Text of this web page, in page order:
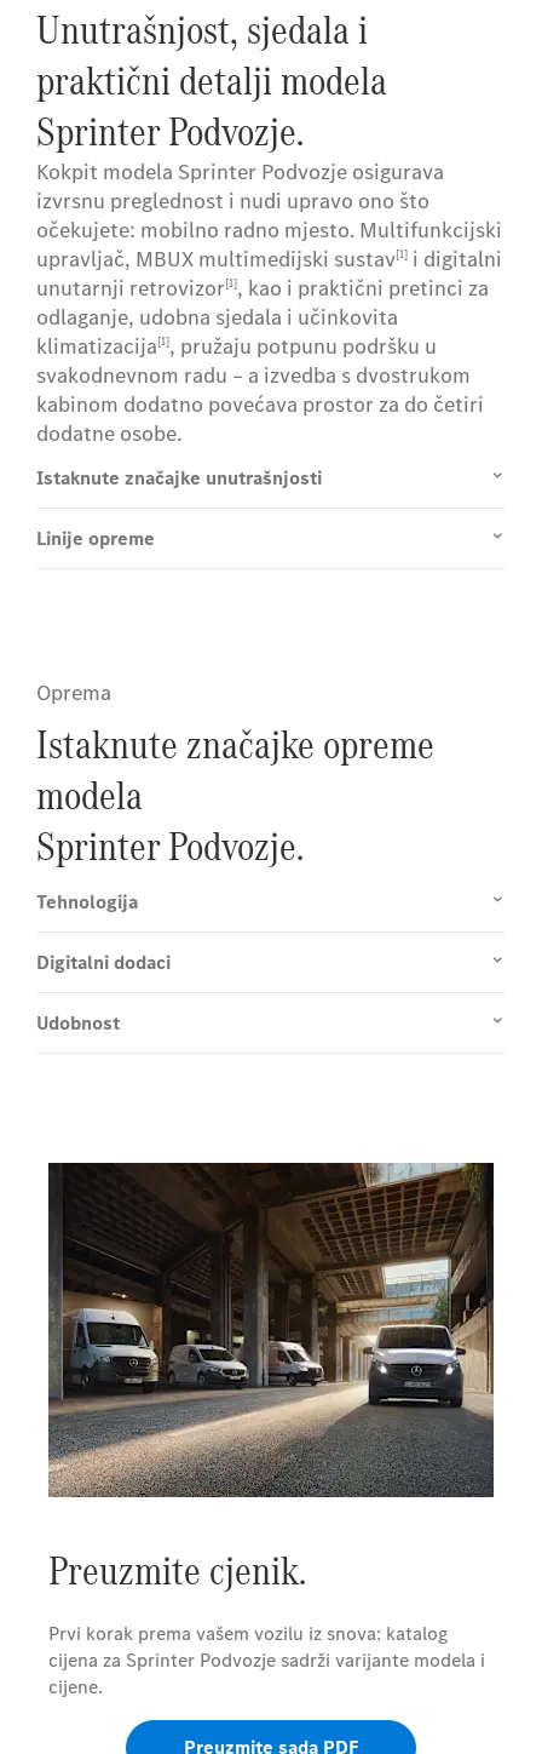
Unutrašnjost, sjedala i
praktični detalji modela
Sprinter Podvozje.
Kokpit modela Sprinter Podvozje osigurava
izvrsnu preglednost i nudi upravo ono što
očekujete: mobilno radno mjesto. Multifunkcijski
upravljač, MBUX multimedijski sustav[1] i digitalni
unutarnji retrovizor[1], kao i praktični pretinci za
odlaganje, udobna sjedala i učinkovita
klimatizacija[1], pružaju potpunu podršku u
svakodnevnom radu – a izvedba s dvostrukom
kabinom dodatno povećava prostor za do četiri
dodatne osobe.
Istaknute značajke unutrašnjosti
Linije opreme
Oprema
Istaknute značajke opreme
modela
Sprinter Podvozje.
Tehnologija
Digitalni dodaci
Udobnost
Preuzmite cjenik.
Prvi korak prema vašem vozilu iz snova: katalog
cijena za Sprinter Podvozje sadrži varijante modela i
cijene.
Preuzmite sada PDF